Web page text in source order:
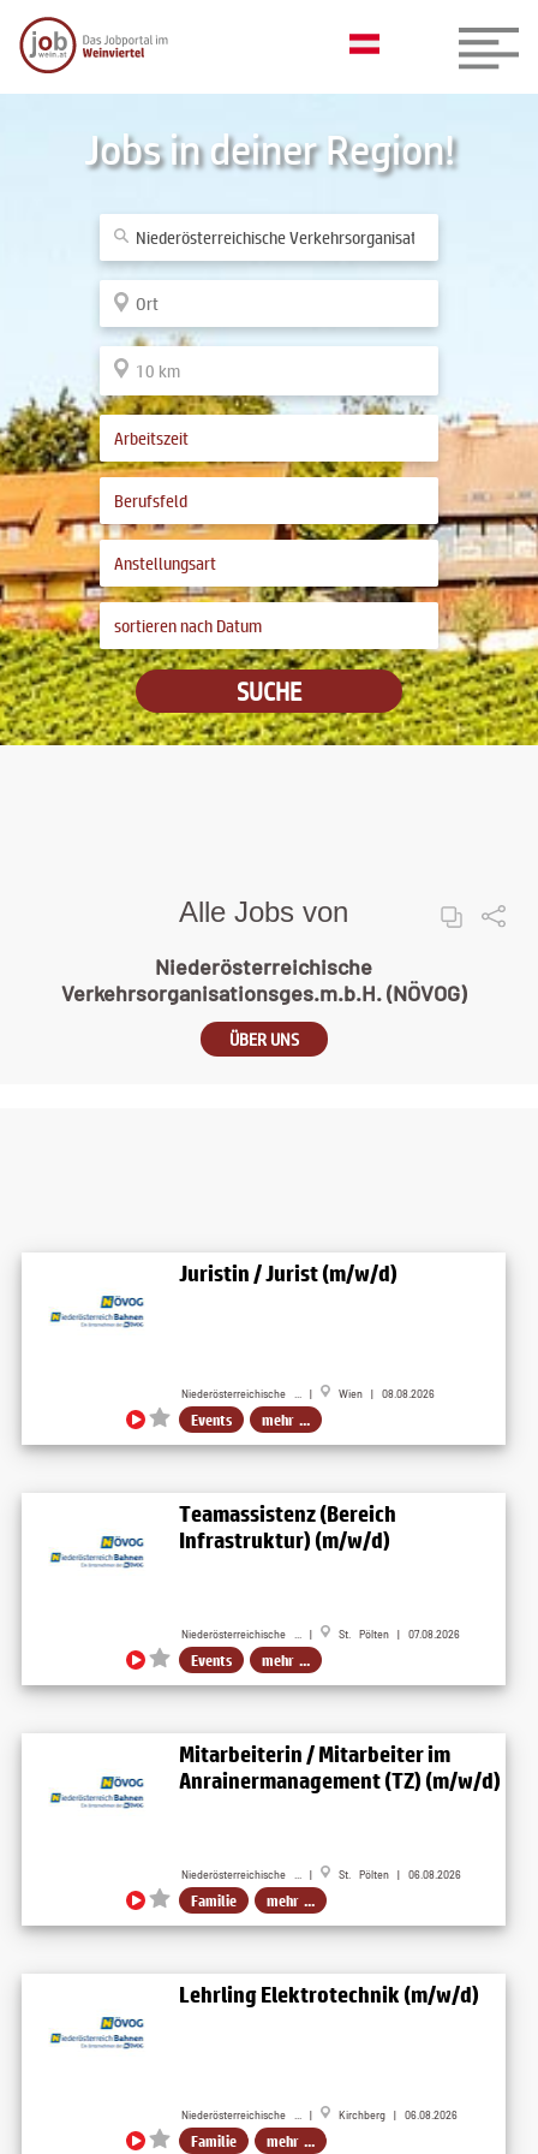
Jobs in deiner Region!
SUCHE
Alle Jobs von
Niederösterreichische
Verkehrsorganisationsges.m.b.H. (NÖVOG)
ÜBER UNS
Juristin / Jurist (m/w/d)
Niederösterreichische ... | Wien | 08.08.2026
Events mehr ...
Teamassistenz (Bereich
Infrastruktur) (m/w/d)
Niederösterreichische ... | St. Pölten | 07.08.2026
Events mehr ...
Mitarbeiterin / Mitarbeiter im
Anrainermanagement (TZ) (m/w/d)
Niederösterreichische ... | St. Pölten | 06.08.2026
Familie mehr ...
Lehrling Elektrotechnik (m/w/d)
Niederösterreichische ... | Kirchberg | 06.08.2026
Familie mehr ...